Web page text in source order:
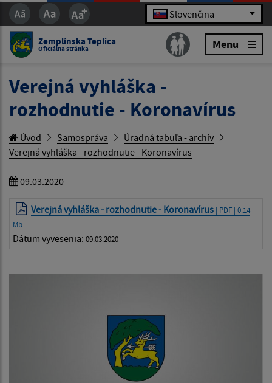
Slovenčina
Zemplínska Teplica
Oficiálna stránka Menu
Verejná vyhláška -
rozhodnutie - Koronavírus
Úvod Samospráva
Úradná tabuľa - archív
Verejná vyhláška - rozhodnutie - Koronavírus
09.03.2020
Verejná vyhláška - rozhodnutie - Koronavírus | PDF | 0.14
Mb
Dátum vyvesenia: 09.03.2020